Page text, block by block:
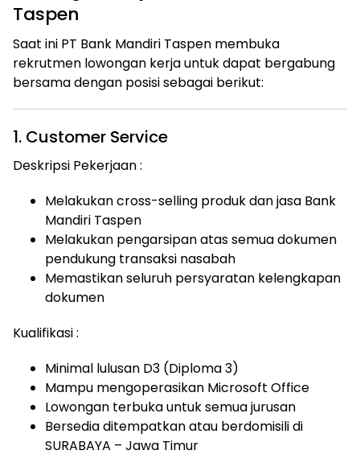
Taspen
Saat ini PT Bank Mandiri Taspen membuka
rekrutmen lowongan kerja untuk dapat bergabung
bersama dengan posisi sebagai berikut:
1. Customer Service
Deskripsi Pekerjaan :
Melakukan cross-selling produk dan jasa Bank
Mandiri Taspen
Melakukan pengarsipan atas semua dokumen
pendukung transaksi nasabah
Memastikan seluruh persyaratan kelengkapan
dokumen
Kualifikasi :
Minimal lulusan D3 (Diploma 3)
Mampu mengoperasikan Microsoft Office
Lowongan terbuka untuk semua jurusan
Bersedia ditempatkan atau berdomisili di
SURABAYA – Jawa Timur